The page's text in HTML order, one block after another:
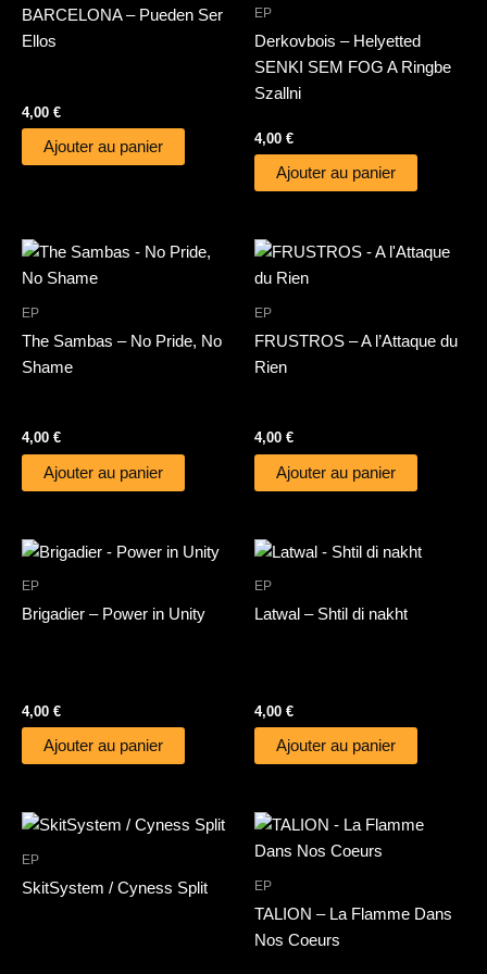
BARCELONA – Pueden Ser
Ellos
4,00 €
Ajouter au panier
EP
Derkovbois – Helyetted
SENKI SEM FOG A Ringbe
Szallni
4,00 €
Ajouter au panier
EP
The Sambas – No Pride, No
Shame
4,00 €
Ajouter au panier
EP
FRUSTROS – A l’Attaque du
Rien
4,00 €
Ajouter au panier
EP
Brigadier – Power in Unity
4,00 €
Ajouter au panier
EP
Latwal – Shtil di nakht
4,00 €
Ajouter au panier
EP
SkitSystem / Cyness Split EP
TALION – La Flamme Dans
Nos Coeurs